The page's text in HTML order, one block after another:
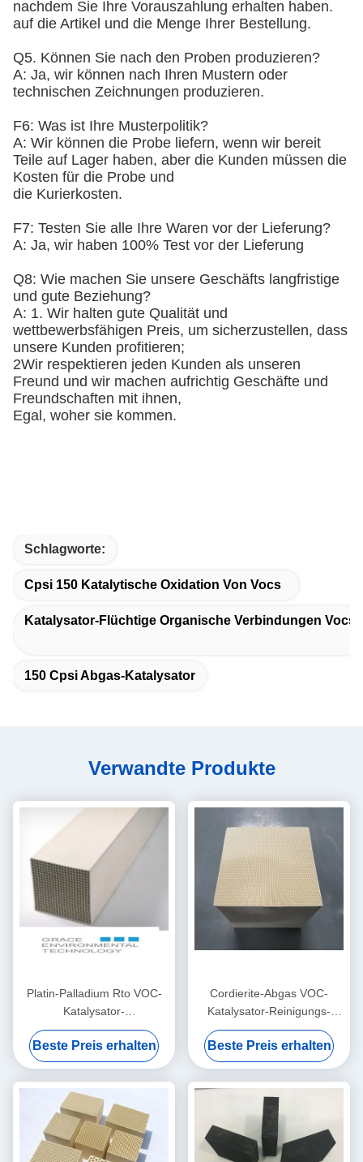
nachdem Sie Ihre Vorauszahlung erhalten haben.
auf die Artikel und die Menge Ihrer Bestellung.
Q5. Können Sie nach den Proben produzieren?
A: Ja, wir können nach Ihren Mustern oder
technischen Zeichnungen produzieren.
F6: Was ist Ihre Musterpolitik?
A: Wir können die Probe liefern, wenn wir bereit
Teile auf Lager haben, aber die Kunden müssen die
Kosten für die Probe und
die Kurierkosten.
F7: Testen Sie alle Ihre Waren vor der Lieferung?
A: Ja, wir haben 100% Test vor der Lieferung
Q8: Wie machen Sie unsere Geschäfts langfristige
und gute Beziehung?
A: 1. Wir halten gute Qualität und
wettbewerbsfähigen Preis, um sicherzustellen, dass
unsere Kunden profitieren;
2Wir respektieren jeden Kunden als unseren
Freund und wir machen aufrichtig Geschäfte und
Freundschaften mit ihnen,
Egal, woher sie kommen.
Schlagworte:
Cpsi 150 Katalytische Oxidation Von Vocs
Katalysator-Flüchtige Organische Verbindungen Vocs
150 Cpsi Abgas-Katalysator
Verwandte Produkte
Platin-Palladium Rto VOC-
Katalysator-
Verbrennungsprozess-
katalytische Oxidations-
Systeme
Beste Preis erhalten
Cordierite-Abgas VOC-
Katalysator-Reinigungs-
Drahtseil emaillierte Draht-
Maschinerie-Industrie
Beste Preis erhalten